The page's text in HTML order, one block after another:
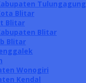
Tulungagung
Blitar
Blitar
Blitar
Blitar
Wonogiri
Kendal